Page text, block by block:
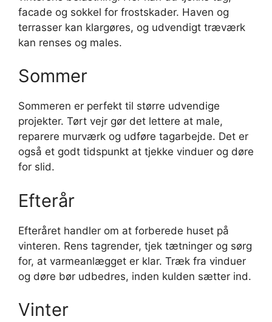
facade og sokkel for frostskader. Haven og
terrasser kan klargøres, og udvendigt træværk
kan renses og males.
Sommer
Sommeren er perfekt til større udvendige
projekter. Tørt vejr gør det lettere at male,
reparere murværk og udføre tagarbejde. Det er
også et godt tidspunkt at tjekke vinduer og døre
for slid.
Efterår
Efteråret handler om at forberede huset på
vinteren. Rens tagrender, tjek tætninger og sørg
for, at varmeanlægget er klar. Træk fra vinduer
og døre bør udbedres, inden kulden sætter ind.
Vinter